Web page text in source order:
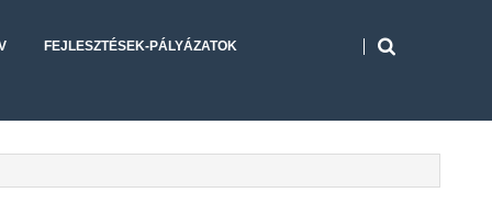
FEJLESZTÉSEK-PÁLYÁZATOK